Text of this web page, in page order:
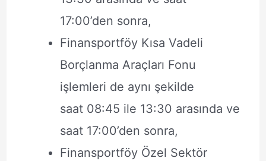
17:00’den sonra,
Finansportföy Kısa Vadeli
Borçlanma Araçları Fonu
işlemleri de aynı şekilde
saat 08:45 ile 13:30 arasında ve
saat 17:00’den sonra,
Finansportföy Özel Sektör